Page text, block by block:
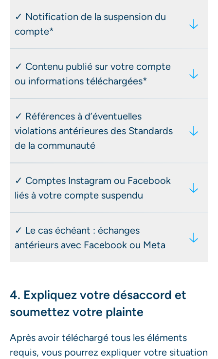
✓ Notification de la suspension du
compte*
Mail de Meta Support
la date de la suspension
le type de mesure (suspension
temporaire ou définitive)
la durée de la suspension (le cas
la violation alléguée des Standards de
la communauté
le nom d’utilisateur du compte
concerné
le cas échéant, les références à
✓ Contenu publié sur votre compte
ou informations téléchargées*
nombre d’abonnés
contenus publiés
✓ Références à d’éventuelles
violations antérieures des Standards
de la communauté
✓ Comptes Instagram ou Facebook
liés à votre compte suspendu
✓ Le cas échéant : échanges
antérieurs avec Facebook ou Meta
messages du chatbot
4. Expliquez votre désaccord et
soumettez votre plainte
Après avoir téléchargé tous les éléments
requis, vous pourrez expliquer votre situation